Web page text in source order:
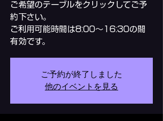
ご希望のテーブルをクリックしてご予
約下さい。
ご利用可能時間は8:00～16:30の間
ご予約が終了しました
他のイベントを見る